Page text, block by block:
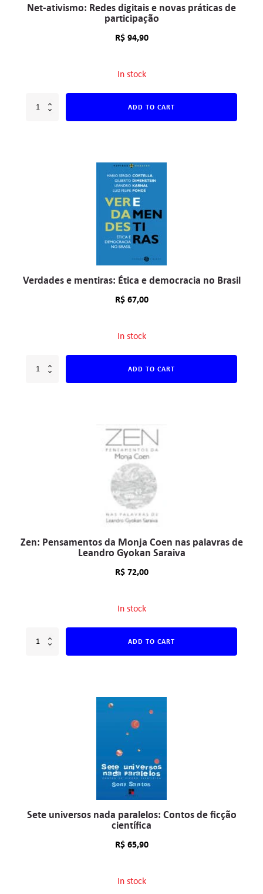
Net-ativismo: Redes digitais e novas práticas de
participação
R$94,90
In stock
ADD TO CART
Verdades e mentiras: Ética e democracia no Brasil
R$67,00
In stock
ADD TO CART
Zen: Pensamentos da Monja Coen nas palavras de
Leandro Gyokan Saraiva
R$72,00
In stock
ADD TO CART
Sete universos nada paralelos: Contos de ficção
científica
R$65,90
In stock